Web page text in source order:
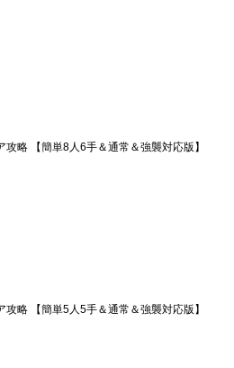
略 【簡単8人6手＆通常＆強襲対応版】
略 【簡単5人5手＆通常＆強襲対応版】